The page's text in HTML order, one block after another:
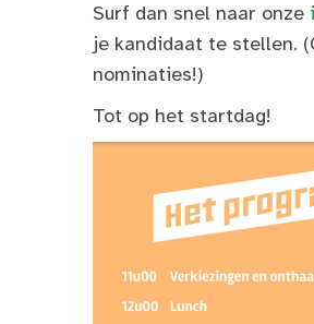
Surf dan snel naar onze
je kandidaat te stellen.
nominaties!)
Tot op het startdag!